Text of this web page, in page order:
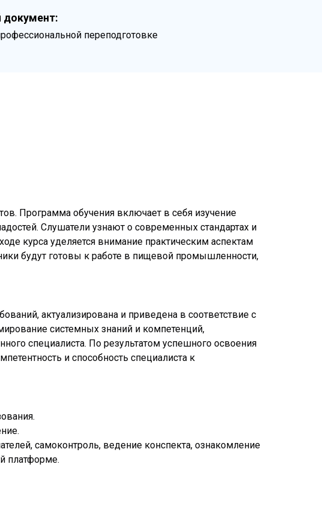
документ:
переподготовке
Программа обучения включает в себя изучение
Слушатели узнают о современных стандартах и
курса уделяется внимание практическим аспектам
будут готовы к работе в пищевой промышленности,
актуализирована и приведена в соответствие с
системных знаний и компетенций,
специалиста. По результатом успешного освоения
и способность специалиста к
самоконтроль, ведение конспекта, ознакомление
платформе.